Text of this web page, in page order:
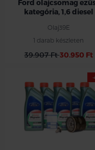
Ford olajcsomag
kategória, 1,6 diesel
Olaj39E
1 darab készleten
39.907 Ft30.950 Ft
-